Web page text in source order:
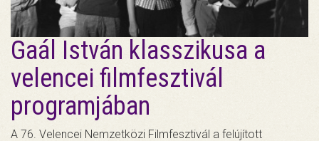
Gaál István klasszikusa a
velencei filmfesztivál
programjában
A 76. Velencei Nemzetközi Filmfesztivál a felújított